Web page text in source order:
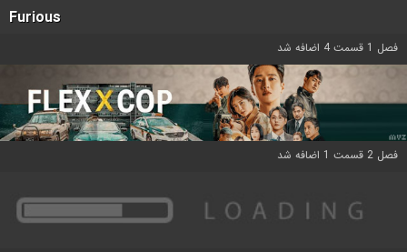
Furious
فصل 1 قسمت 4 اضافه شد
فصل 2 قسمت 1 اضافه شد